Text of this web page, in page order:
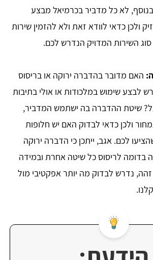
לא כל מדביר בכרמיאל מבצע
ולכן כדאי לוודא זאת ולא להזמין שירות
סוג השירות המדויק הנדרש לכם.
האם מדובר בהדברה ירוקה או בריסוס
לבצע שימוש במלכודות או אולי בתיבות
שיטת ההדברה בה ישתמש המדביר,
ולכן כדאי לבדוק האם יש חלופות
לכם. אגב, ייתכן כי הדברה ירוקה
בדומה לריסוס כל שיטה אחרת ובמידה
זהה, נדרש לבדוק מה יותר אפקטיבי מול